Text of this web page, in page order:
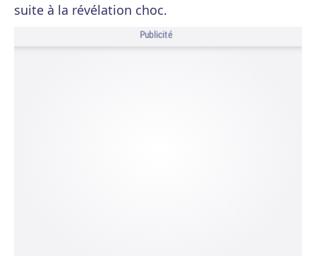
suite à la révélation choc.
Publicité